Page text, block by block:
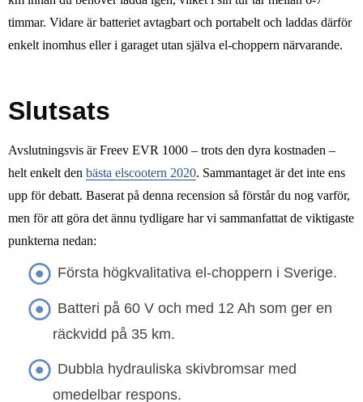
timmar. Vidare är batteriet avtagbart och portabelt och laddas därför
enkelt inomhus eller i garaget utan själva el-choppern närvarande.
Slutsats
Avslutningsvis är Freev EVR 1000 – trots den dyra kostnaden –
helt enkelt den bästa elscootern 2020. Sammantaget är det inte ens
upp för debatt. Baserat på denna recension så förstår du nog varför,
men för att göra det ännu tydligare har vi sammanfattat de viktigaste
punkterna nedan:
Första högkvalitativa el-choppern i Sverige.
Batteri på 60 V och med 12 Ah som ger en
räckvidd på 35 km.
Dubbla hydrauliska skivbromsar med
omedelbar respons.